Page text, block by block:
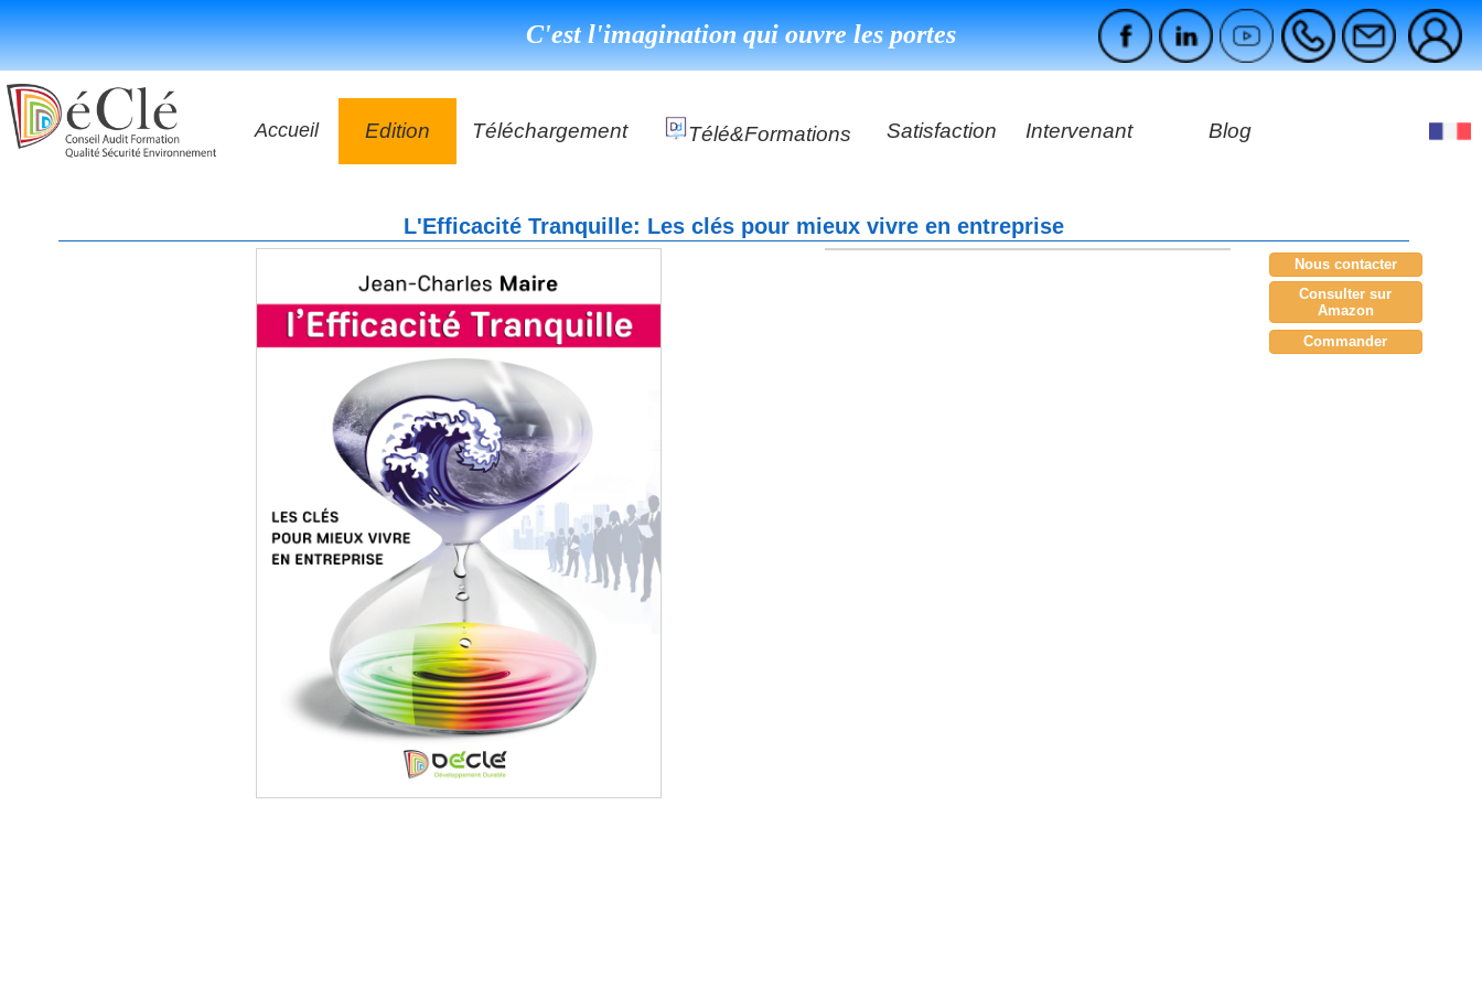
C'est l'imagination qui ouvre les portes
Accueil Edition
Les applications
DéClé Excellence Opérationnel Formation
DéClé Excellence Opérationnel Audit
DHP
Les livres
Téléchargement Télé&formations Satisfaction
Témoignages
Intervenant Blog
L'Efficacité Tranquille: Les clés pour mieux vivre en entreprise
Nous contacter
Consulter sur
Amazon
Commander